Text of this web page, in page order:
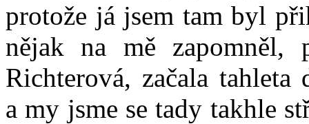
protože já jsem tam byl
nějak na mě zapomněl,
Richterová, začala
a my jsme se tady takhle